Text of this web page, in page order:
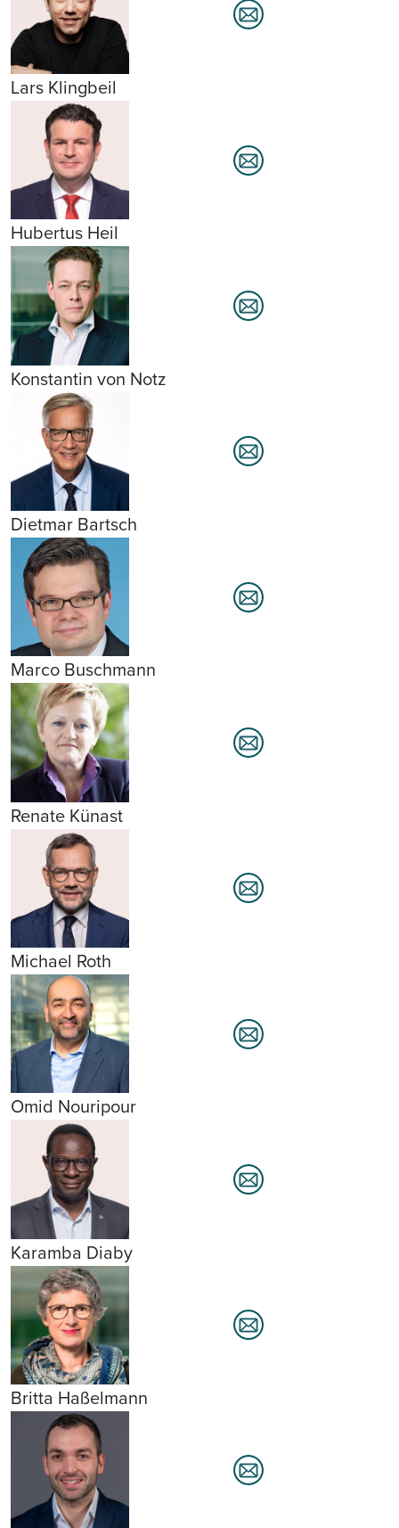
Lars Klingbeil
Hubertus Heil
Konstantin von Notz
Dietmar Bartsch
Marco Buschmann
Renate Künast
Michael Roth
Omid Nouripour
Karamba Diaby
Britta Haßelmann